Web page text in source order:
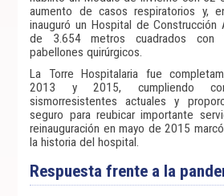
aumento de casos respiratorios y,
inauguró un Hospital de Construcción
de 3.654 metros cuadrados
pabellones quirúrgicos.
La Torre Hospitalaria fue
2013 y 2015, cumpliendo
sismorresistentes actuales y
seguro para reubicar importante
reinauguración en mayo de 2015
la historia del hospital.
Respuesta frente a la